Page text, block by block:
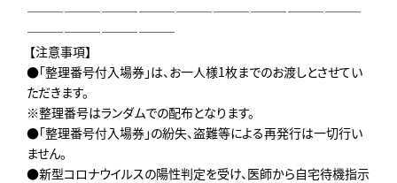
―――――――――――――――――――――――――――
――――――――――――
【注意事項】
●「整理番号付入場券」は、お一人様1枚までのお渡しとさせてい
ただきます。
※整理番号はランダムでの配布となります。
●「整理番号付入場券」の紛失、盗難等による再発行は一切行い
ません。
●新型コロナウイルスの陽性判定を受け、医師から自宅待機指示